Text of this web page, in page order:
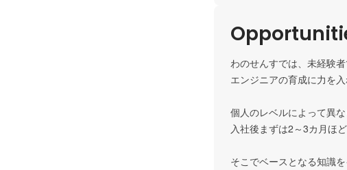
わのせんすでは、未経験
エンジニアの育成に力を入
個人のレベルによって異な
入社後まずは2～3カ月ほ
そこでベースとなる知識